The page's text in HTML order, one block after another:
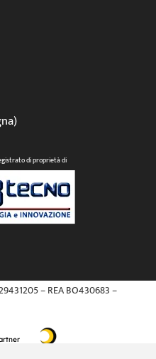
di proprietà di
– REA BO430683 –